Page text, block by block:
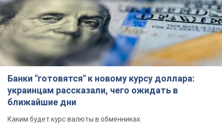
Банки "готовятся" к новому курсу доллара:
украинцам рассказали, чего ожидать в
ближайшие дни
Каким будет курс валюты в обменниках